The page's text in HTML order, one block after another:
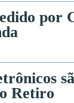
por
Retiro